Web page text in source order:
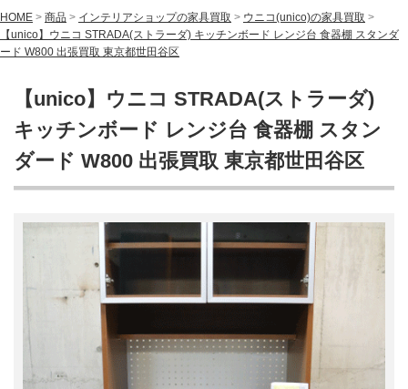
HOME > 商品 > インテリアショップの家具買取 > ウニコ(unico)の家具買取 >
【unico】ウニコ STRADA(ストラーダ) キッチンボード レンジ台 食器棚 スタンダ
ード W800 出張買取 東京都世田谷区
【unico】ウニコ STRADA(ストラーダ)
キッチンボード レンジ台 食器棚 スタン
ダード W800 出張買取 東京都世田谷区